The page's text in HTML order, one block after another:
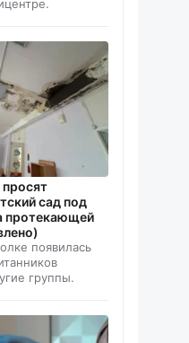
сад под
протекающей
появилась
группы.